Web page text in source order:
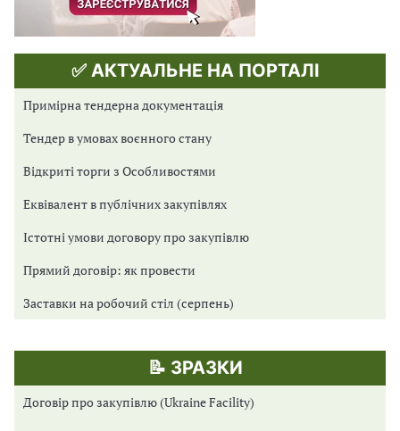
✅ АКТУАЛЬНЕ НА ПОРТАЛІ
Примірна тендерна документація
Тендер в умовах воєнного стану
Відкриті торги з Особливостями
Еквівалент в публічних закупівлях
Істотні умови договору про закупівлю
Прямий договір: як провести
Заставки на робочий стіл (серпень)
📝 ЗРАЗКИ
Договір про закупівлю (Ukraine Facility)